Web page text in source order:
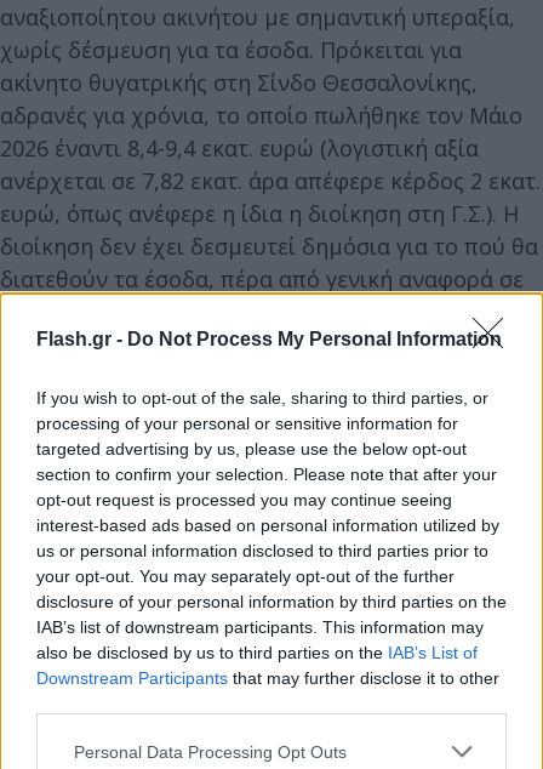
Flash.gr - Do Not Process My Personal Information
If you wish to opt-out of the sale, sharing to third parties, or
processing of your personal or sensitive information for
targeted advertising by us, please use the below opt-out
section to confirm your selection. Please note that after your
opt-out request is processed you may continue seeing
interest-based ads based on personal information utilized by
us or personal information disclosed to third parties prior to
your opt-out. You may separately opt-out of the further
disclosure of your personal information by third parties on the
IAB’s list of downstream participants. This information may
also be disclosed by us to third parties on the IAB’s List of
Downstream Participants that may further disclose it to other
Please note that this website/app uses one or more Google
Personal Data Processing Opt Outs
αναξιοποίητου ακινήτου με σημαντική υπεραξία,
χωρίς δέσμευση για τα έσοδα. Πρόκειται για
ακίνητο θυγατρικής στη Σίνδο Θεσσαλονίκης,
αδρανές για χρόνια, το οποίο πωλήθηκε τον Μάιο
2026 έναντι 8,4-9,4 εκατ. ευρώ (λογιστική αξία
ανέρχεται σε 7,82 εκατ. άρα απέφερε κέρδος 2 εκατ.
ευρώ, όπως ανέφερε η ίδια η διοίκηση στη Γ.Σ.). Η
διοίκηση δεν έχει δεσμευτεί δημόσια για το πού θα
διατεθούν τα έσοδα, πέρα από γενική αναφορά σε